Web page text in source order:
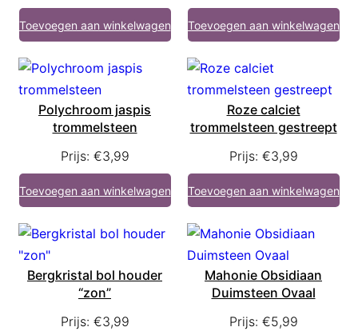
Toevoegen aan winkelwagen Toevoegen aan winkelwagen
Polychroom jaspis
trommelsteen
Prijs: €3,99
Toevoegen aan winkelwagen
Roze calciet
trommelsteen gestreept
Prijs: €3,99
Toevoegen aan winkelwagen
Bergkristal bol houder
“zon”
Prijs: €3,99
Mahonie Obsidiaan
Duimsteen Ovaal
Prijs: €5,99